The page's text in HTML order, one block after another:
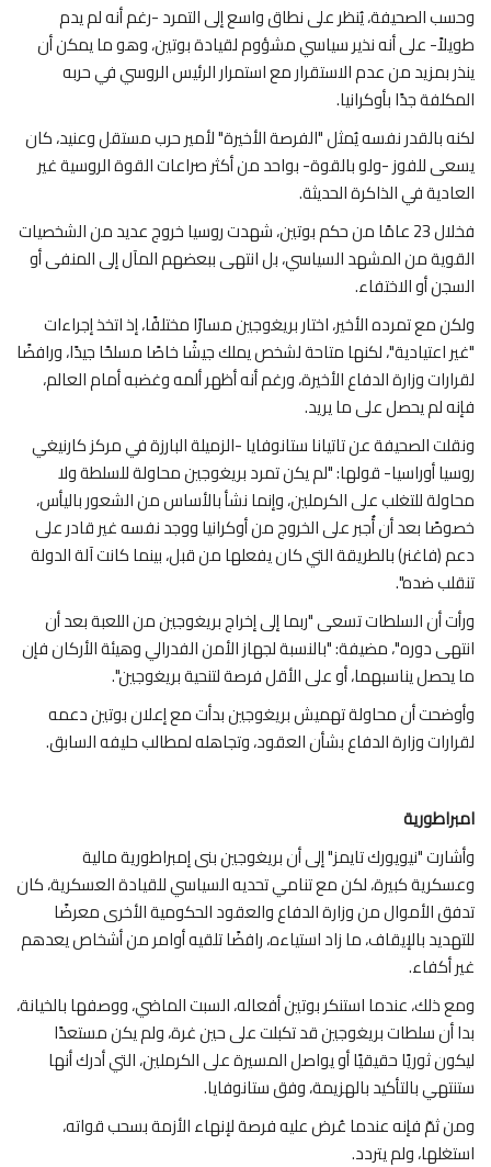
وحسب الصحيفة، يُنظر على نطاق واسع إلى التمرد -رغم أنه لم يدم
طويلاً- على أنه نذير سياسي مشؤوم لقيادة بوتين، وهو ما يمكن أن
ينذر بمزيد من عدم الاستقرار مع استمرار الرئيس الروسي في حربه
المكلفة جدًا بأوكرانيا.
لكنه بالقدر نفسه يُمثل "الفرصة الأخيرة" لأمير حرب مستقل وعنيد، كان
يسعى للفوز -ولو بالقوة- بواحد من أكثر صراعات القوة الروسية غير
العادية في الذاكرة الحديثة.
فخلال 23 عامًا من حكم بوتين، شهدت روسيا خروج عديد من الشخصيات
القوية من المشهد السياسي، بل انتهى ببعضهم المآل إلى المنفى أو
السجن أو الاختفاء.
ولكن مع تمرده الأخير، اختار بريغوجين مسارًا مختلفًا، إذ اتخذ إجراءات
"غير اعتيادية"، لكنها متاحة لشخص يملك جيشًا خاصًا مسلحًا جيدًا، ورافضًا
لقرارات وزارة الدفاع الأخيرة، ورغم أنه أظهر ألمه وغضبه أمام العالم،
فإنه لم يحصل على ما يريد.
ونقلت الصحيفة عن تاتيانا ستانوفايا -الزميلة البارزة في مركز كارنيغي
روسيا أوراسيا- قولها: "لم يكن تمرد بريغوجين محاولة للسلطة ولا
محاولة للتغلب على الكرملين، وإنما نشأ بالأساس من الشعور باليأس،
خصوصًا بعد أن أُجبر على الخروج من أوكرانيا ووجد نفسه غير قادر على
دعم (فاغنر) بالطريقة التي كان يفعلها من قبل، بينما كانت آلة الدولة
تنقلب ضده".
ورأت أن السلطات تسعى "ربما إلى إخراج بريغوجين من اللعبة بعد أن
انتهى دوره"، مضيفة: "بالنسبة لجهاز الأمن الفدرالي وهيئة الأركان فإن
ما يحصل يناسبهما، أو على الأقل فرصة لتنحية بريغوجين".
وأوضحت أن محاولة تهميش بريغوجين بدأت مع إعلان بوتين دعمه
لقرارات وزارة الدفاع بشأن العقود، وتجاهله لمطالب حليفه السابق.
امبراطورية
وأشارت "نيويورك تايمز" إلى أن بريغوجين بنى إمبراطورية مالية
وعسكرية كبيرة، لكن مع تنامي تحديه السياسي للقيادة العسكرية، كان
تدفق الأموال من وزارة الدفاع والعقود الحكومية الأخرى معرضًا
للتهديد بالإيقاف، ما زاد استياءه، رافضًا تلقيه أوامر من أشخاص يعدهم
غير أكفاء.
ومع ذلك، عندما استنكر بوتين أفعاله، السبت الماضي، ووصفها بالخيانة،
بدا أن سلطات بريغوجين قد تكبلت على حين غرة، ولم يكن مستعدًا
ليكون ثوريًا حقيقيًا أو يواصل المسيرة على الكرملين، التي أدرك أنها
ستنتهي بالتأكيد بالهزيمة، وفق ستانوفايا.
ومن ثمّ فإنه عندما عُرض عليه فرصة لإنهاء الأزمة بسحب قواته،
استغلها، ولم يتردد.